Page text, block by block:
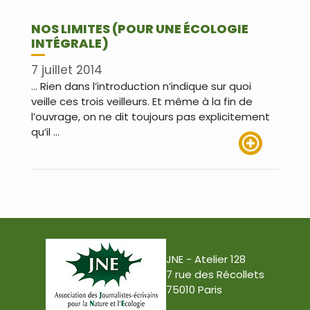
NOS LIMITES (POUR UNE ÉCOLOGIE
INTÉGRALE)
7 juillet 2014
… Rien dans l’introduction n’indique sur quoi
veille ces trois veilleurs. Et même à la fin de
l’ouvrage, on ne dit toujours pas explicitement
qu’il …
JNE - Atelier 128
7 rue des Récollets
75010 Paris